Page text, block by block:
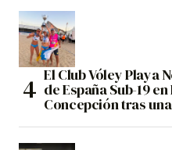
El Club Vóley Playa
de España Sub-19
Concepción tras